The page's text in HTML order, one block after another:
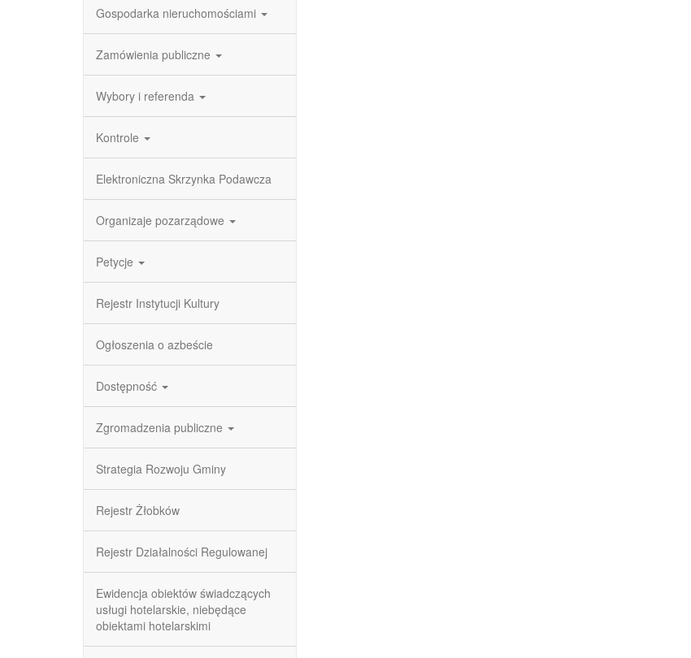
Gospodarka nieruchomościami
Zamówienia publiczne
Wybory i referenda
Kontrole
Elektroniczna Skrzynka Podawcza
Organizaje pozarządowe
Petycje
Rejestr Instytucji Kultury
Ogłoszenia o azbeście
Dostępność
Zgromadzenia publiczne
Strategia Rozwoju Gminy
Rejestr Żłobków
Rejestr Działalności Regulowanej
Ewidencja obiektów świadczących
usługi hotelarskie, niebędące
obiektami hotelarskimi